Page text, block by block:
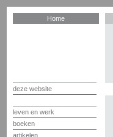
Home
deze website
leven en werk
boeken
artikelen